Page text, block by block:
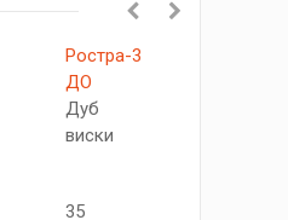
Ростра-3
ДО
Дуб
виски
35